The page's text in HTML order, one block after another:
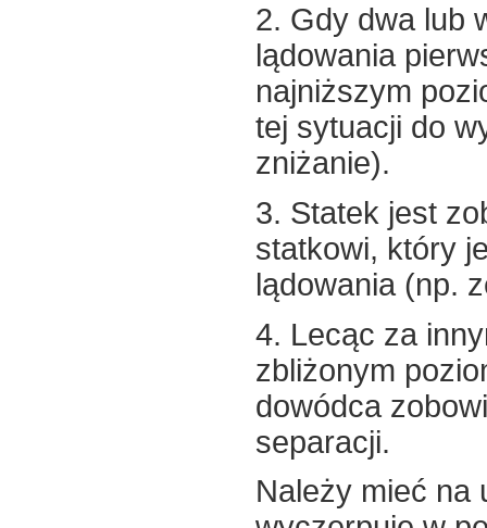
2. Gdy dwa lub
lądowania
najniższym
tej sytuacji do
zniżanie).
3. Statek jest
statkowi, który
lądowania (np.
4. Lecąc za
zbliżonym
dowódca
separacji.
Należy mieć na